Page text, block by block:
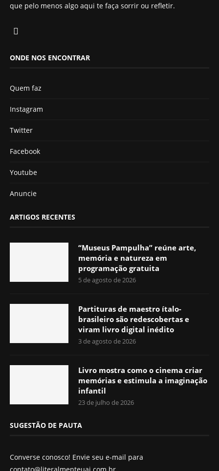
que pelo menos algo aqui te faça sorrir ou refletir.
ONDE NOS ENCONTRAR
Quem faz
Instagram
Twitter
Facebook
Youtube
Anuncie
ARTIGOS RECENTES
“Museus Pampulha” reúne arte,
memória e natureza em
programação gratuita
5 de agosto de 2026
Partituras de maestro ítalo-
brasileiro são redescobertas e
viram livro digital inédito
3 de agosto de 2026
Livro mostra como o cinema criar
memórias e estimula a imaginação
infantil
23 de julho de 2026
SUGESTÃO DE PAUTA
Converse conosco! Envie seu e-mail para